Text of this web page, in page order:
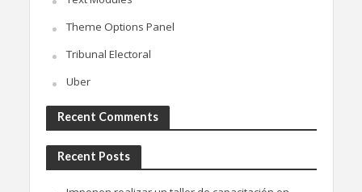
Theme Options Panel
Tribunal Electoral
Uber
Recent Comments
Recent Posts